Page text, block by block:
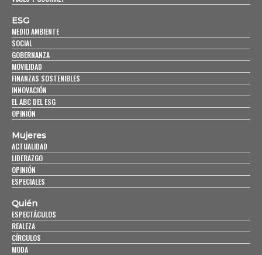
ESG
MEDIO AMBIENTE
SOCIAL
GOBERNANZA
MOVILIDAD
FINANZAS SOSTENIBLES
INNOVACIÓN
EL ABC DEL ESG
OPINIÓN
Mujeres
ACTUALIDAD
LIDERAZGO
OPINIÓN
ESPECIALES
Quién
ESPECTÁCULOS
REALEZA
CÍRCULOS
MODA